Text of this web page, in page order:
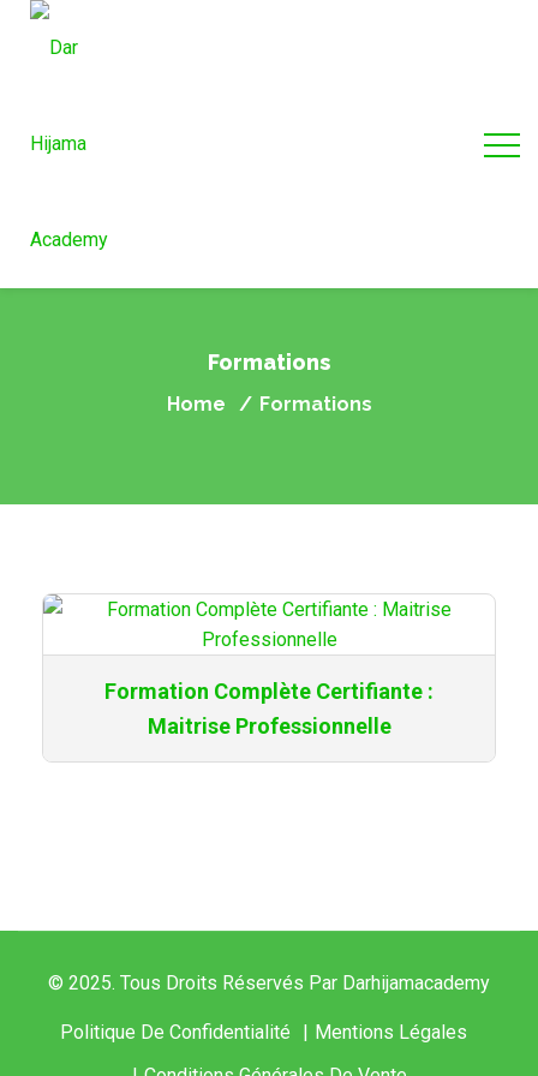
Formations
Home / Formations
Formation Complète Certifiante :
Maitrise Professionnelle
© 2025. Tous Droits Réservés Par Darhijamacademy
Politique De Confidentialité
Mentions Légales